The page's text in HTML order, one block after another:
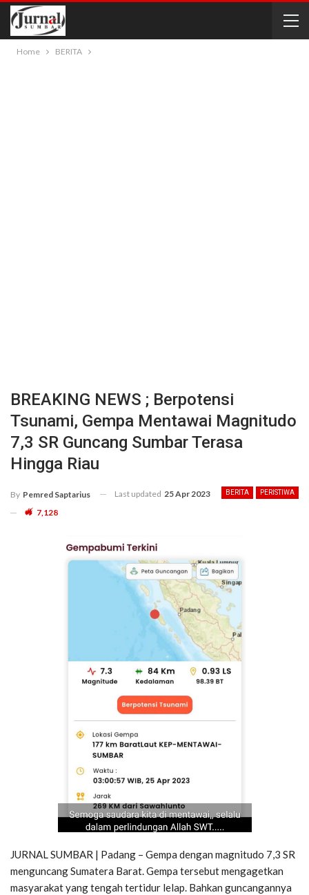
Home BERITA
BREAKING NEWS ; Berpotensi
Tsunami, Gempa Mentawai Magnitudo
7,3 SR Guncang Sumbar Terasa
Hingga Riau
BERITA PERISTIWA
By Pemred Saptarius Last updated 25 Apr 2023
7,128
JURNAL SUMBAR | Padang – Gempa dengan magnitudo 7,3 SR
menguncang Sumatera Barat. Gempa tersebut mengagetkan
masyarakat yang tengah tertidur lelap. Bahkan guncangannya